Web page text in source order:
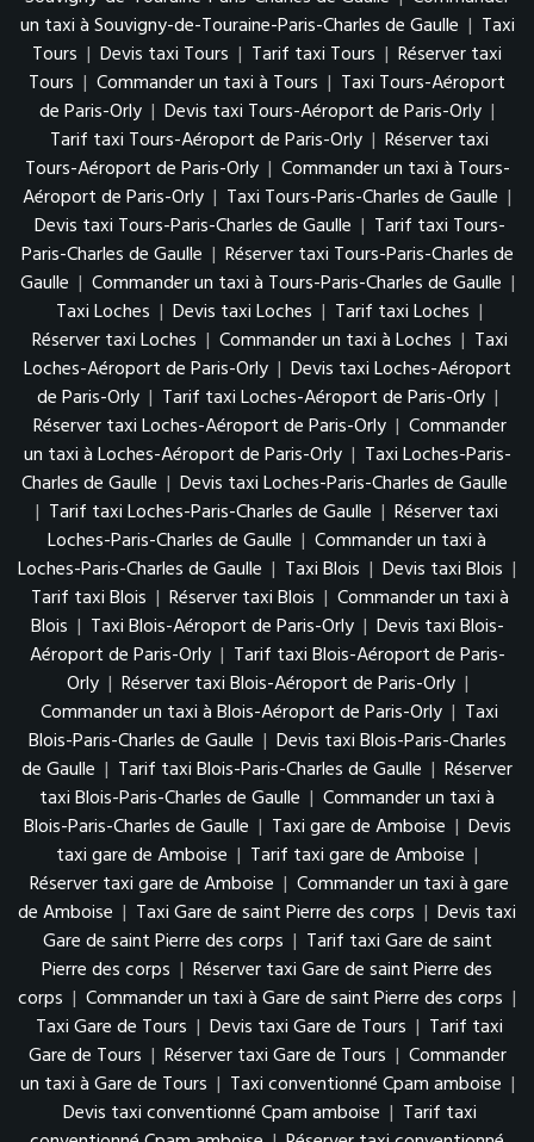
un taxi à Souvigny-de-Touraine-Paris-Charles de Gaulle | Taxi
Tours | Devis taxi Tours | Tarif taxi Tours | Réserver taxi
Tours | Commander un taxi à Tours | Taxi Tours-Aéroport
de Paris-Orly | Devis taxi Tours-Aéroport de Paris-Orly |
Tarif taxi Tours-Aéroport de Paris-Orly | Réserver taxi
Tours-Aéroport de Paris-Orly | Commander un taxi à Tours-
Aéroport de Paris-Orly | Taxi Tours-Paris-Charles de Gaulle |
Devis taxi Tours-Paris-Charles de Gaulle | Tarif taxi Tours-
Paris-Charles de Gaulle | Réserver taxi Tours-Paris-Charles de
Gaulle | Commander un taxi à Tours-Paris-Charles de Gaulle |
Taxi Loches | Devis taxi Loches | Tarif taxi Loches |
Réserver taxi Loches | Commander un taxi à Loches | Taxi
Loches-Aéroport de Paris-Orly | Devis taxi Loches-Aéroport
de Paris-Orly | Tarif taxi Loches-Aéroport de Paris-Orly |
Réserver taxi Loches-Aéroport de Paris-Orly | Commander
un taxi à Loches-Aéroport de Paris-Orly | Taxi Loches-Paris-
Charles de Gaulle | Devis taxi Loches-Paris-Charles de Gaulle
| Tarif taxi Loches-Paris-Charles de Gaulle | Réserver taxi
Loches-Paris-Charles de Gaulle | Commander un taxi à
Loches-Paris-Charles de Gaulle | Taxi Blois | Devis taxi Blois |
Tarif taxi Blois | Réserver taxi Blois | Commander un taxi à
Blois | Taxi Blois-Aéroport de Paris-Orly | Devis taxi Blois-
Aéroport de Paris-Orly | Tarif taxi Blois-Aéroport de Paris-
Orly | Réserver taxi Blois-Aéroport de Paris-Orly |
Commander un taxi à Blois-Aéroport de Paris-Orly | Taxi
Blois-Paris-Charles de Gaulle | Devis taxi Blois-Paris-Charles
de Gaulle | Tarif taxi Blois-Paris-Charles de Gaulle | Réserver
taxi Blois-Paris-Charles de Gaulle | Commander un taxi à
Blois-Paris-Charles de Gaulle | Taxi gare de Amboise | Devis
taxi gare de Amboise | Tarif taxi gare de Amboise |
Réserver taxi gare de Amboise | Commander un taxi à gare
de Amboise | Taxi Gare de saint Pierre des corps | Devis taxi
Gare de saint Pierre des corps | Tarif taxi Gare de saint
Pierre des corps | Réserver taxi Gare de saint Pierre des
corps | Commander un taxi à Gare de saint Pierre des corps |
Taxi Gare de Tours | Devis taxi Gare de Tours | Tarif taxi
Gare de Tours | Réserver taxi Gare de Tours | Commander
un taxi à Gare de Tours | Taxi conventionné Cpam amboise |
Devis taxi conventionné Cpam amboise | Tarif taxi